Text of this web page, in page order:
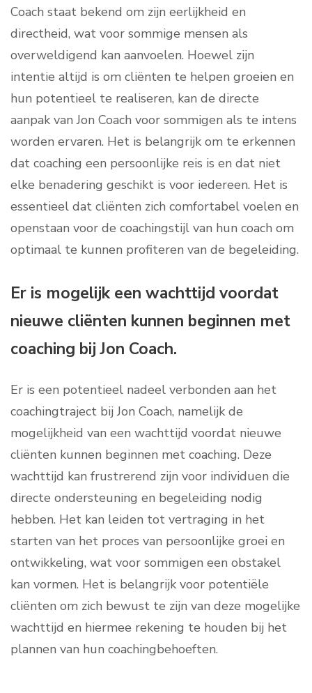
Coach staat bekend om zijn eerlijkheid en
directheid, wat voor sommige mensen als
overweldigend kan aanvoelen. Hoewel zijn
intentie altijd is om cliënten te helpen groeien en
hun potentieel te realiseren, kan de directe
aanpak van Jon Coach voor sommigen als te intens
worden ervaren. Het is belangrijk om te erkennen
dat coaching een persoonlijke reis is en dat niet
elke benadering geschikt is voor iedereen. Het is
essentieel dat cliënten zich comfortabel voelen en
openstaan voor de coachingstijl van hun coach om
optimaal te kunnen profiteren van de begeleiding.
Er is mogelijk een wachttijd voordat
nieuwe cliënten kunnen beginnen met
coaching bij Jon Coach.
Er is een potentieel nadeel verbonden aan het
coachingtraject bij Jon Coach, namelijk de
mogelijkheid van een wachttijd voordat nieuwe
cliënten kunnen beginnen met coaching. Deze
wachttijd kan frustrerend zijn voor individuen die
directe ondersteuning en begeleiding nodig
hebben. Het kan leiden tot vertraging in het
starten van het proces van persoonlijke groei en
ontwikkeling, wat voor sommigen een obstakel
kan vormen. Het is belangrijk voor potentiële
cliënten om zich bewust te zijn van deze mogelijke
wachttijd en hiermee rekening te houden bij het
plannen van hun coachingbehoeften.